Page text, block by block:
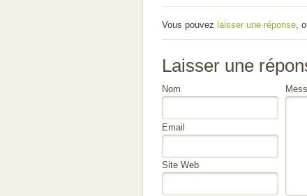
Vous pouvez laisser une réponse,
Laisser une
Nom
Email
Site Web